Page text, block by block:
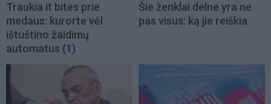
Traukia it bites prie
medaus: kurorte vėl
ištuštino žaidimų
automatus (1)
Šie ženklai delne yra ne
pas visus: ką jie reiškia